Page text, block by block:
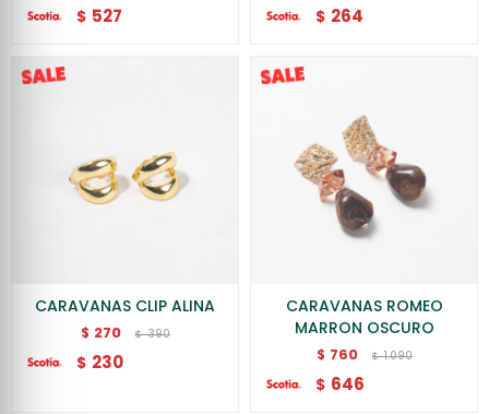
$ 527 $ 264
CARAVANAS CLIP ALINA
$ 270 $ 390
$ 230
CARAVANAS ROMEO
MARRON OSCURO
$ 760 $ 1.090
$ 646